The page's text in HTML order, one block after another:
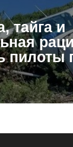
тайга и
пилоты